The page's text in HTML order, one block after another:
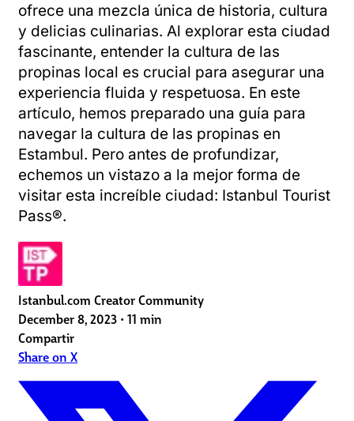
ofrece una mezcla única de historia, cultura
y delicias culinarias. Al explorar esta ciudad
fascinante, entender la cultura de las
propinas local es crucial para asegurar una
experiencia fluida y respetuosa. En este
artículo, hemos preparado una guía para
navegar la cultura de las propinas en
Estambul. Pero antes de profundizar,
echemos un vistazo a la mejor forma de
visitar esta increíble ciudad: Istanbul Tourist
Pass®.
Istanbul.com Creator Community
December 8, 2023 • 11 min
Compartir
Share on X